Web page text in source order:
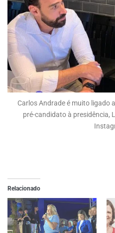
Carlos Andrade é muito ligado
pré-candidato à presidência,
Relacionado